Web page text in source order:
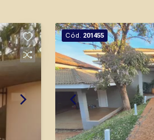
CRECI
(16)
Cód. 201455